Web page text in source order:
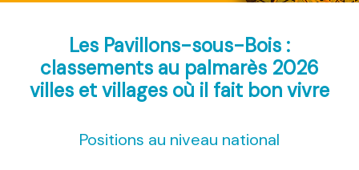
Les Pavillons-sous-Bois :
classements au palmarès 2026
villes et villages où il fait bon vivre
Positions au niveau national